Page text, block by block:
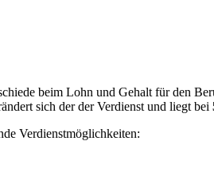
beim Lohn und Gehalt für den
sich der der Verdienst und liegt bei
Verdienstmöglichkeiten: